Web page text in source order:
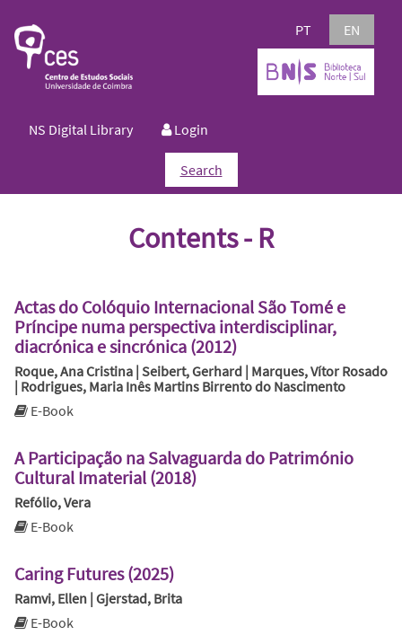
PT EN
NS Digital Library Login
Search
Contents - R
Actas do Colóquio Internacional São Tomé e
Príncipe numa perspectiva interdisciplinar,
diacrónica e sincrónica (2012)
Roque, Ana Cristina | Seibert, Gerhard | Marques, Vítor Rosado
| Rodrigues, Maria Inês Martins Birrento do Nascimento
E-Book
A Participação na Salvaguarda do Património
Cultural Imaterial (2018)
Refólio, Vera
E-Book
Caring Futures (2025)
Ramvi, Ellen | Gjerstad, Brita
E-Book